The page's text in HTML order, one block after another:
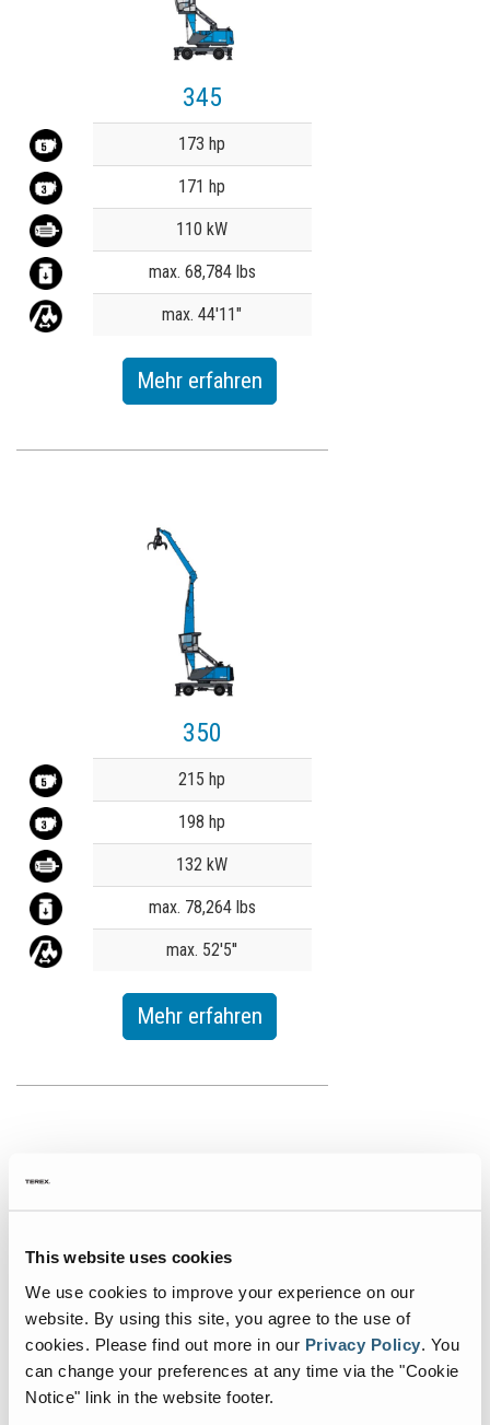
This website uses cookies
We use cookies to improve your experience on our
website. By using this site, you agree to the use of
cookies. Please find out more in our Privacy Policy You
can change your preferences at any time via the "Cookie
Notice" link in the website footer.
345
173 hp
171 hp
110 kW
max. 68,784 lbs
max. 44'11"
Mehr erfahren
350
215 hp
198 hp
132 kW
max. 78,264 lbs
max. 52'5''
Mehr erfahren
355